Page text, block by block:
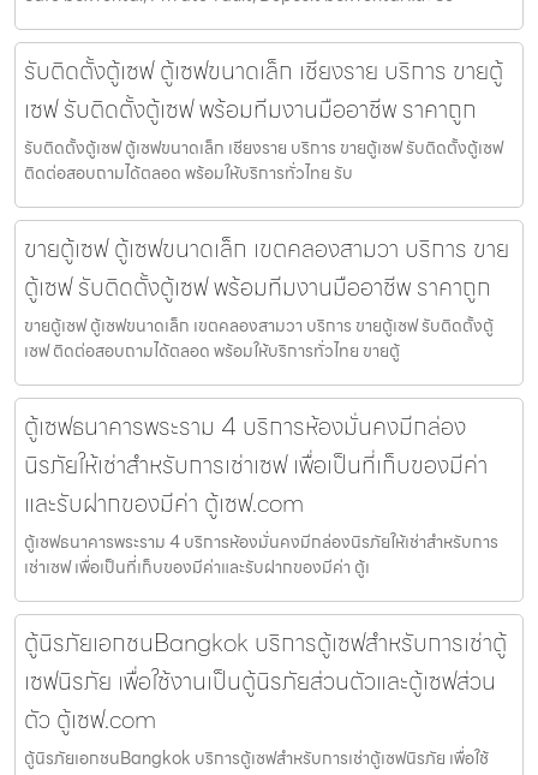
รับติดตั้งตู้เซฟ ตู้เซฟขนาดเล็ก เชียงราย บริการ ขายตู้
เซฟ รับติดตั้งตู้เซฟ พร้อมทีมงานมืออาชีพ ราคาถูก
รับติดตั้งตู้เซฟ ตู้เซฟขนาดเล็ก เชียงราย บริการ ขายตู้เซฟ รับติดตั้งตู้เซฟ
ติดต่อสอบถามได้ตลอด พร้อมให้บริการทั่วไทย รับ
ขายตู้เซฟ ตู้เซฟขนาดเล็ก เขตคลองสามวา บริการ ขาย
ตู้เซฟ รับติดตั้งตู้เซฟ พร้อมทีมงานมืออาชีพ ราคาถูก
ขายตู้เซฟ ตู้เซฟขนาดเล็ก เขตคลองสามวา บริการ ขายตู้เซฟ รับติดตั้งตู้
เซฟ ติดต่อสอบถามได้ตลอด พร้อมให้บริการทั่วไทย ขายตู้
ตู้เซฟธนาคารพระราม 4 บริการห้องมั่นคงมีกล่อง
นิรภัยให้เช่าสำหรับการเช่าเซฟ เพื่อเป็นที่เก็บของมีค่า
และรับฝากของมีค่า ตู้เซฟ.com
ตู้เซฟธนาคารพระราม 4 บริการห้องมั่นคงมีกล่องนิรภัยให้เช่าสำหรับการ
เช่าเซฟ เพื่อเป็นที่เก็บของมีค่าและรับฝากของมีค่า ตู้เ
ตู้นิรภัยเอกชนBangkok บริการตู้เซฟสำหรับการเช่าตู้
เซฟนิรภัย เพื่อใช้งานเป็นตู้นิรภัยส่วนตัวและตู้เซฟส่วน
ตัว ตู้เซฟ.com
ตู้นิรภัยเอกชนBangkok บริการตู้เซฟสำหรับการเช่าตู้เซฟนิรภัย เพื่อใช้